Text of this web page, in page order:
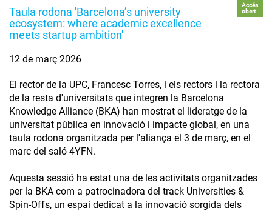
Taula rodona 'Barcelona’s university
ecosystem: where academic excellence
meets startup ambition'
Accés
obert
12 de març 2026
El rector de la UPC, Francesc Torres, i els rectors i la rectora
de la resta d'universitats que integren la Barcelona
Knowledge Alliance (BKA) han mostrat el lideratge de la
universitat pública en innovació i impacte global, en una
taula rodona organitzada per l'aliança el 3 de març, en el
marc del saló 4YFN.
Aquesta sessió ha estat una de les activitats organitzades
per la BKA com a patrocinadora del track Universities &
Spin-Offs, un espai dedicat a la innovació sorgida dels